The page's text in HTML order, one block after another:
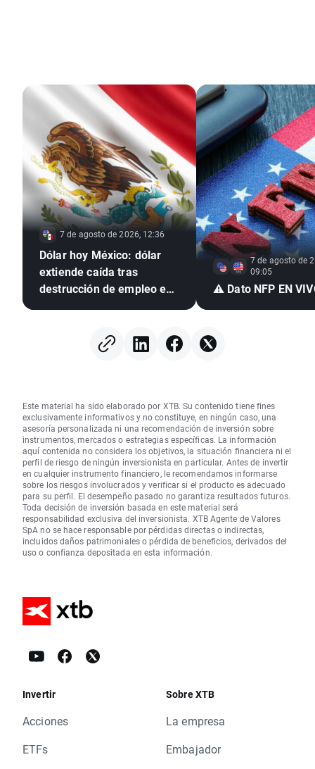
7 de agosto de 2026, 12:36
Dólar hoy México: dólar
extiende caída tras
destrucción de empleo en
7 de agosto de
09:05
⚠️ Dato NFP EN
Este material ha sido elaborado por XTB. Su contenido tiene fines
exclusivamente informativos y no constituye, en ningún caso, una
asesoría personalizada ni una recomendación de inversión sobre
instrumentos, mercados o estrategias específicas. La información
aquí contenida no considera los objetivos, la situación financiera ni el
perfil de riesgo de ningún inversionista en particular. Antes de invertir
en cualquier instrumento financiero, le recomendamos informarse
sobre los riesgos involucrados y verificar si el producto es adecuado
para su perfil. El desempeño pasado no garantiza resultados futuros.
Toda decisión de inversión basada en este material será
responsabilidad exclusiva del inversionista. XTB Agente de Valores
SpA no se hace responsable por pérdidas directas o indirectas,
incluidos daños patrimoniales o pérdida de beneficios, derivados del
uso o confianza depositada en esta información.
Invertir
Acciones
ETFs
Sobre XTB
La empresa
Embajador